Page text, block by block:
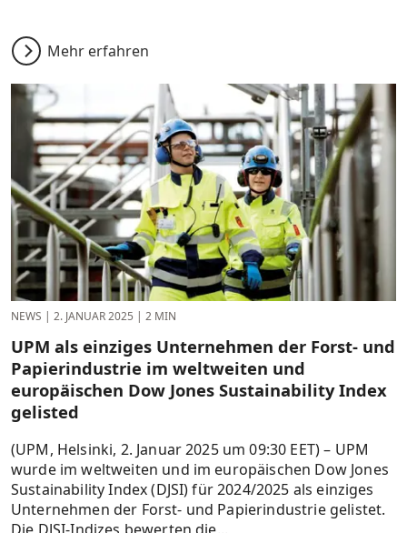
Mehr erfahren
NEWS | 2. JANUAR 2025 | 2 MIN
UPM als einziges Unternehmen der Forst- und
Papierindustrie im weltweiten und
europäischen Dow Jones Sustainability Index
gelisted
(UPM, Helsinki, 2. Januar 2025 um 09:30 EET) – UPM
wurde im weltweiten und im europäischen Dow Jones
Sustainability Index (DJSI) für 2024/2025 als einziges
Unternehmen der Forst- und Papierindustrie gelistet.